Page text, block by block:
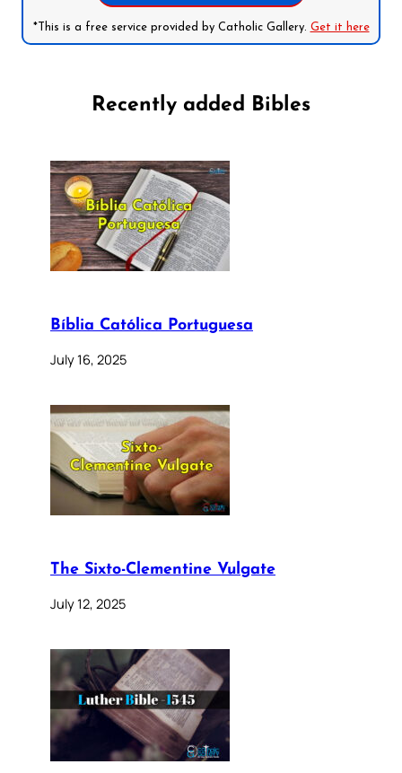
*This is a free service provided by Catholic Gallery. Get it here
Recently added Bibles
Bíblia Católica Portuguesa
July 16, 2025
The Sixto-Clementine Vulgate
July 12, 2025